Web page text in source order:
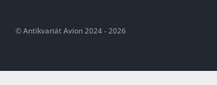
© Antikvariát Avion 2024 - 2026